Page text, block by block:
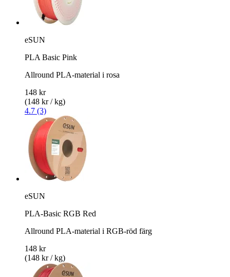
eSUN
PLA Basic Pink
Allround PLA-material i rosa
148 kr
(148 kr / kg)
4.7 (3)
eSUN
PLA-Basic RGB Red
Allround PLA-material i RGB-röd färg
148 kr
(148 kr / kg)